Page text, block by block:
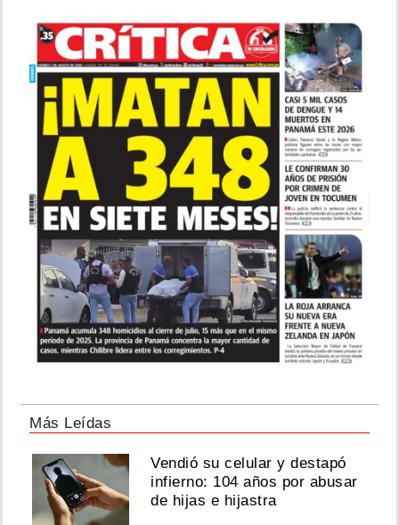
Más Leídas
Vendió su celular y destapó
infierno: 104 años por abusar
de hijas e hijastra